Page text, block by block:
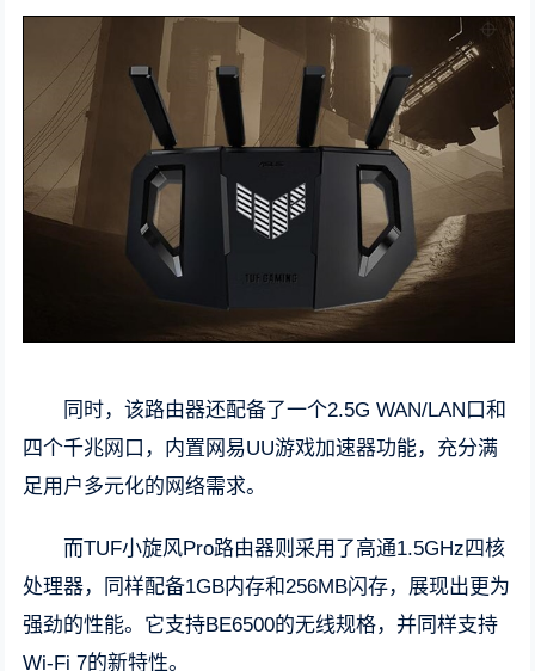
同时，该路由器还配备了一个2.5G WAN/LAN口和
四个千兆网口，内置网易UU游戏加速器功能，充分满
足用户多元化的网络需求。
而TUF小旋风Pro路由器则采用了高通1.5GHz四核
处理器，同样配备1GB内存和256MB闪存，展现出更为
强劲的性能。它支持BE6500的无线规格，并同样支持
Wi-Fi 7的新特性。